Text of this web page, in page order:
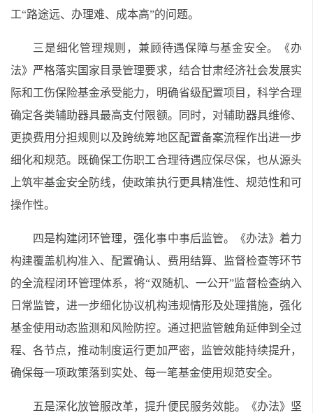
工“路途远、办理难、成本高”的问题。
三是细化管理规则，兼顾待遇保障与基金安全。《办
法》严格落实国家目录管理要求，结合甘肃经济社会发展实
际和工伤保险基金承受能力，明确省级配置项目，科学合理
确定各类辅助器具最高支付限额。同时，对辅助器具维修、
更换费用分担规则以及跨统筹地区配置备案流程作出进一步
细化和规范。既确保工伤职工合理待遇应保尽保，也从源头
上筑牢基金安全防线，使政策执行更具精准性、规范性和可
操作性。
四是构建闭环管理，强化事中事后监管。《办法》着力
构建覆盖机构准入、配置确认、费用结算、监督检查等环节
的全流程闭环管理体系，将“双随机、一公开”监督检查纳入
日常监管，进一步细化协议机构违规情形及处理措施，强化
基金使用动态监测和风险防控。通过把监管触角延伸到全过
程、各节点，推动制度运行更加严密，监管效能持续提升，
确保每一项政策落到实处、每一笔基金使用规范安全。
五是深化放管服改革，提升便民服务效能。《办法》坚